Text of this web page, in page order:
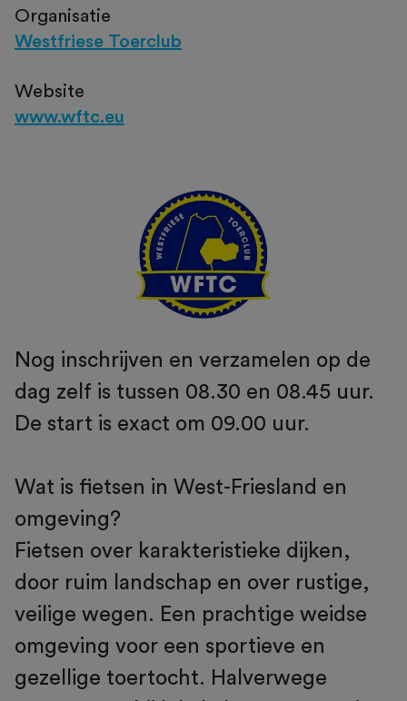
Organisatie
Westfriese Toerclub
Website
www.wftc.eu
Nog inschrijven en verzamelen op de
dag zelf is tussen 08.30 en 08.45 uur.
De start is exact om 09.00 uur.
Wat is fietsen in West-Friesland en
omgeving?
Fietsen over karakteristieke dijken,
door ruim landschap en over rustige,
veilige wegen. Een prachtige weidse
omgeving voor een sportieve en
gezellige toertocht. Halverwege